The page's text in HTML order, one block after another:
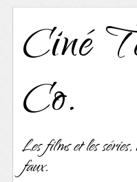
Ciné
Co.
Les films et les
faux.